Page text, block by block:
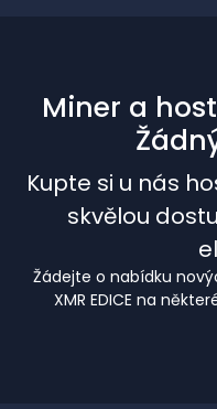
Miner a
Kupte si u nás
skvělou
Žádejte o nabídku
XMR EDICE na